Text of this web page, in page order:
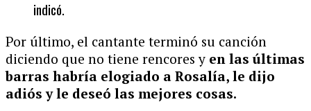
indicó.
Por último, el cantante terminó su canción
diciendo que no tiene rencores y en las últimas
barras habría elogiado a Rosalía, le dijo
adiós y le deseó las mejores cosas.